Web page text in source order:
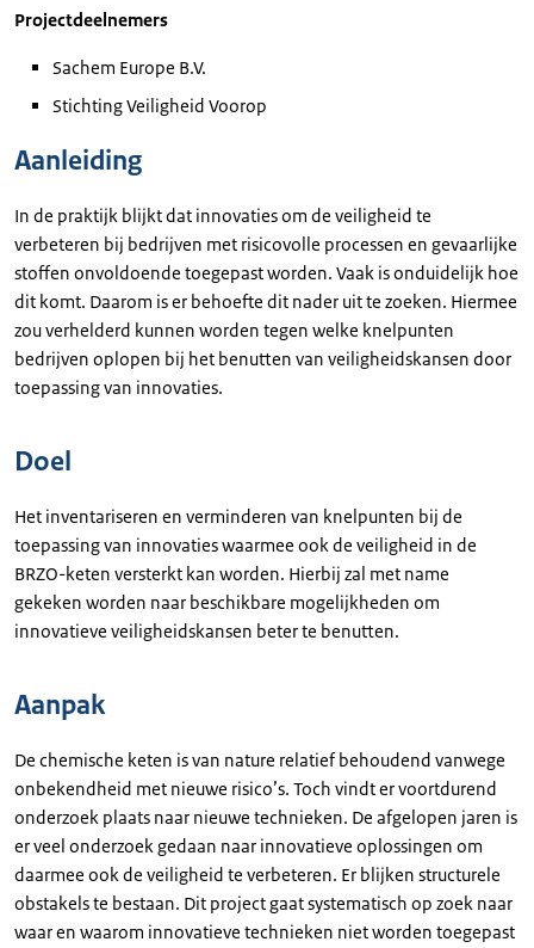
Projectdeelnemers
Sachem Europe B.V.
Stichting Veiligheid Voorop
Aanleiding
In de praktijk blijkt dat innovaties om de veiligheid te
verbeteren bij bedrijven met risicovolle processen en gevaarlijke
stoffen onvoldoende toegepast worden. Vaak is onduidelijk hoe
dit komt. Daarom is er behoefte dit nader uit te zoeken. Hiermee
zou verhelderd kunnen worden tegen welke knelpunten
bedrijven oplopen bij het benutten van veiligheidskansen door
toepassing van innovaties.
Doel
Het inventariseren en verminderen van knelpunten bij de
toepassing van innovaties waarmee ook de veiligheid in de
BRZO-keten versterkt kan worden. Hierbij zal met name
gekeken worden naar beschikbare mogelijkheden om
innovatieve veiligheidskansen beter te benutten.
Aanpak
De chemische keten is van nature relatief behoudend vanwege
onbekendheid met nieuwe risico’s. Toch vindt er voortdurend
onderzoek plaats naar nieuwe technieken. De afgelopen jaren is
er veel onderzoek gedaan naar innovatieve oplossingen om
daarmee ook de veiligheid te verbeteren. Er blijken structurele
obstakels te bestaan. Dit project gaat systematisch op zoek naar
waar en waarom innovatieve technieken niet worden toegepast